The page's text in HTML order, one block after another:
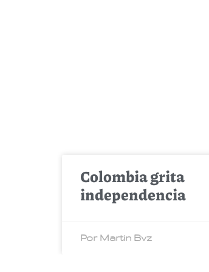
Colombia grita
independencia
Por Martin Bvz